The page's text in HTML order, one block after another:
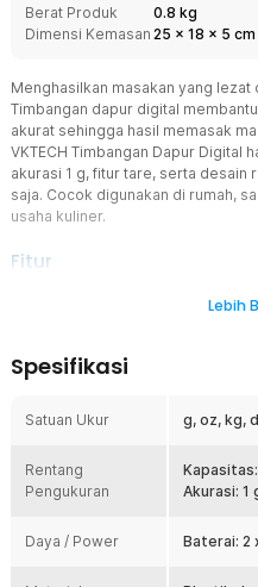
Berat Produk
0.8 kg
Dimensi Kemasan 25 x 18 x 5 cm
Menghasilkan masakan yang
Timbangan dapur digital
akurat sehingga hasil memasak
VKTECH Timbangan Dapur Digital
akurasi 1 g, fitur tare, serta desain
saja. Cocok digunakan di rumah,
usaha kuliner.
Fitur
Akurasi Tinggi untuk Hasil yang
membantu menjaga rasa,
memasak sehari-hari maupun
Tersedia empat pilihan satuan
sehingga memudahkan Anda
timbangan. Fitur ini membuat
untuk resep lokal maupun
Lebih
Spesifikasi
Satuan Ukur g, oz, kg,
Rentang
Pengukuran
Akurasi: 1
Daya / Power Baterai: 2